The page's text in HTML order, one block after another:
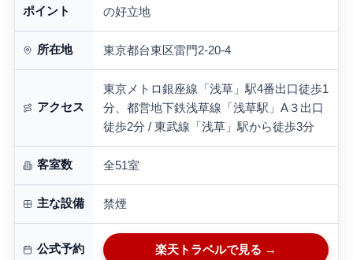
ポイント
の好立地
所在地 東京都台東区雷門2-20-4
アクセス
東京メトロ銀座線「浅草」駅4番出口徒歩1
分、都営地下鉄浅草線「浅草駅」A３出口
徒歩2分 / 東武線「浅草」駅から徒歩3分
客室数 全51室
主な設備 禁煙
公式予約 楽天トラベルで見る →